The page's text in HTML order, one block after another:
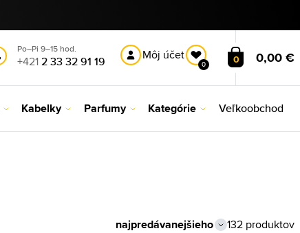
Po–Pi 9–15 hod.
+4212 33 32 91 19 Môj účet
0 0 0,00 €
Kabelky Parfumy Kategórie Veľkoobchod
132 produktov